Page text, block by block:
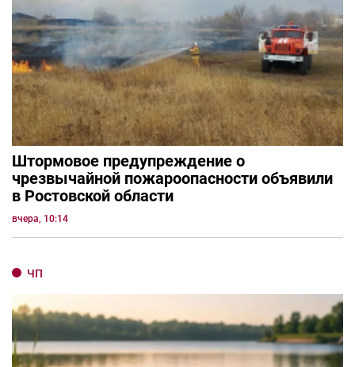
Штормовое предупреждение о
чрезвычайной пожароопасности объявили
в Ростовской области
вчера, 10:14
ЧП